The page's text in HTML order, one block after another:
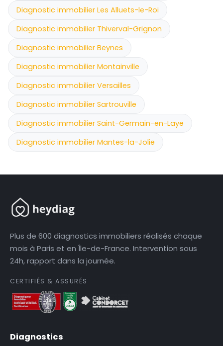
Diagnostic immobilier Les Alluets-le-Roi
Diagnostic immobilier Thiverval-Grignon
Diagnostic immobilier Beynes
Diagnostic immobilier Montainville
Diagnostic immobilier Versailles
Diagnostic immobilier Sartrouville
Diagnostic immobilier Saint-Germain-en-Laye
Diagnostic immobilier Mantes-la-Jolie
Plus de 600 diagnostics immobiliers réalisés chaque
mois à Paris et en Île-de-France. Intervention sous
24h, rapport dans la journée.
CERTIFIÉS & ASSURÉS
Diagnostics